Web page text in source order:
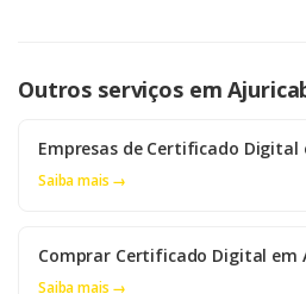
Outros serviços em
Empresas de Certificado Digital
Saiba mais →
Comprar Certificado Digital em
Saiba mais →